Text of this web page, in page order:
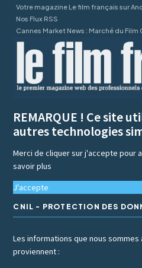
Votre magazine Le film français sur
Nos Flux RSS
Cannes Market News : Marché du Film
REMARQUE ! Ce site
autres technologies
Merci de cliquer sur j'accepte pour
savoir plus
J'accepte
CNIL - PROTECTION DES
Les informations que nous
proviennent :